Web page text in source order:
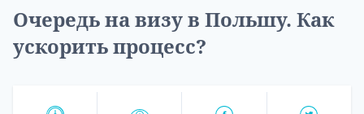
Очередь на визу в Польшу. Как
ускорить процесс?